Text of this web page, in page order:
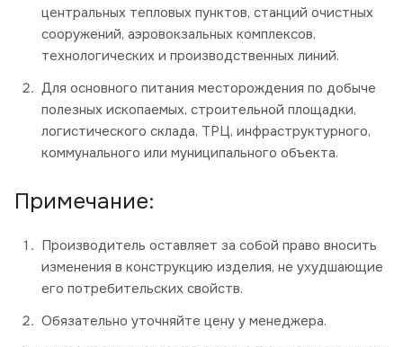
центральных тепловых пунктов, станций очистных
сооружений, аэровокзальных комплексов,
технологических и производственных линий.
Для основного питания месторождения по добыче
полезных ископаемых, строительной площадки,
логистического склада, ТРЦ, инфраструктурного,
коммунального или муниципального объекта.
Примечание:
Производитель оставляет за собой право вносить
изменения в конструкцию изделия, не ухудшающие
его потребительских свойств.
Обязательно уточняйте цену у менеджера.